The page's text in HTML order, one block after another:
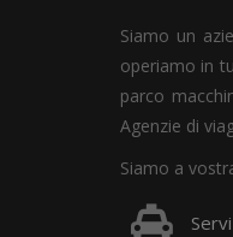
Siamo un
operiamo in
parco
Agenzie di
Siamo a